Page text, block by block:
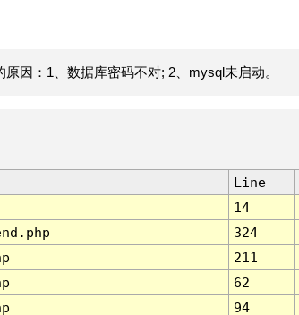
因：1、数据库密码不对; 2、mysql未启动。
Line
14
324
211
62
94